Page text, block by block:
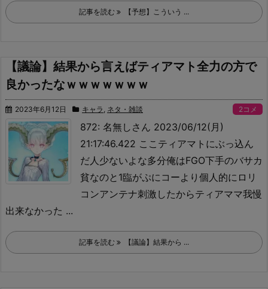
記事を読む 【予想】こういう ...
【議論】結果から言えばティアマト全力の方で
良かったなｗｗｗｗｗｗｗ
2023年6月12日 キャラ , ネタ・雑談 2コメ
872: 名無しさん 2023/06/12(月)
21:17:46.422 ここティアマトにぶっ込ん
だ人少ないよな多分俺はFGO下手のバサカ
貧なのと1臨がぷにコーより個人的にロリ
コンアンテナ刺激したからティアママ我慢
出来なかった ...
記事を読む 【議論】結果から ...